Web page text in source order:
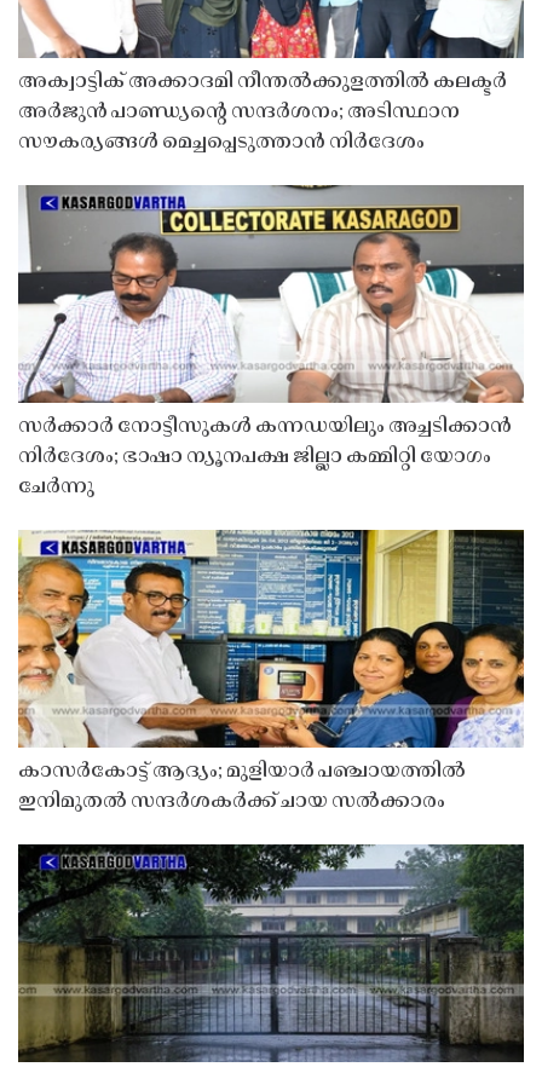
അക്വാട്ടിക് അക്കാദമി നീന്തൽക്കുളത്തിൽ കലക്ടർ
അർജുൻ പാണ്ഡ്യൻ്റെ സന്ദർശനം; അടിസ്ഥാന
സൗകര്യങ്ങൾ മെച്ചപ്പെടുത്താൻ നിർദേശം
സർക്കാർ നോട്ടീസുകൾ കന്നഡയിലും അച്ചടിക്കാൻ
നിർദേശം; ഭാഷാ ന്യൂനപക്ഷ ജില്ലാ കമ്മിറ്റി യോഗം
ചേർന്നു
കാസർകോട്ട് ആദ്യം; മുളിയാർ പഞ്ചായത്തിൽ
ഇനിമുതൽ സന്ദർശകർക്ക് ചായ സൽക്കാരം